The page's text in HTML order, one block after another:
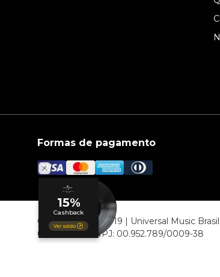
Formas de pagamento
© COPYRIGHT 2019 | Universal Music
06807-000 CNPJ: 00.952.789/0009-38